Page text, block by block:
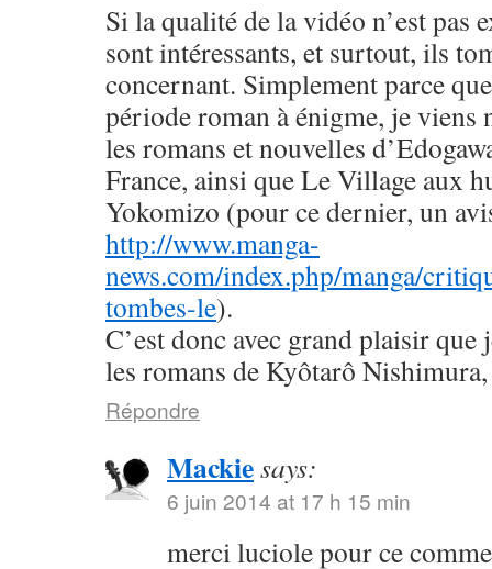
Si la qualité de la vidéo n’est pas
sont intéressants, et surtout, ils
concernant. Simplement parce
période roman à énigme, je viens
les romans et nouvelles
France, ainsi que Le Village aux
Yokomizo (pour ce dernier, un
http://www.manga-
news.com/index.php/manga/
tombes-le).
C’est donc avec grand plaisir que
les romans de Kyôtarô
Répondre
Mackiesays:
6 juin 2014 at 17 h 15 min
merci luciole pour ce